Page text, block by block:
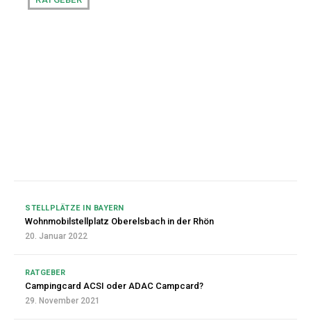
STELLPLÄTZE IN BAYERN
Wohnmobilstellplatz Oberelsbach in der Rhön
20. Januar 2022
RATGEBER
Campingcard ACSI oder ADAC Campcard?
29. November 2021